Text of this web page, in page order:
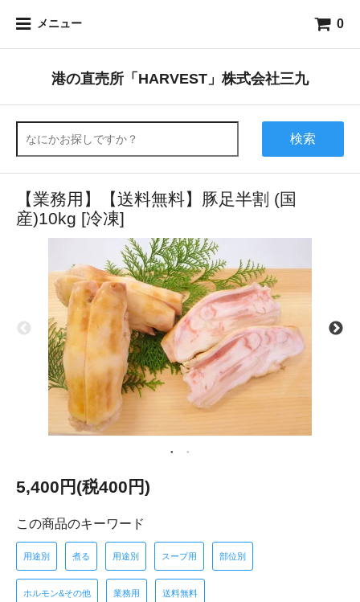
メニュー 0
港の直売所「HARVEST」株式会社三九
検索
【業務用】【送料無料】豚足半割 (国
産)10kg [冷凍]
5,400円(税400円)
この商品のキーワード
用途別 煮る 用途別 スープ用 部位別
ホルモン&その他 業務用 送料無料